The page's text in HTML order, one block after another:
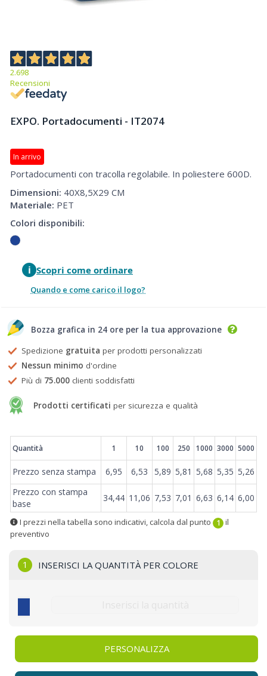
2.698
Recensioni
EXPO. Portadocumenti - IT2074
In arrivo
Portadocumenti con tracolla regolabile. In poliestere 600D.
Dimensioni: 40X8,5X29 CM
Materiale: PET
Colori disponibili:
i Scopri come ordinare
Quando e come carico il logo?
Bozza grafica in 24 ore per la tua approvazione
Spedizione gratuita per prodotti personalizzati
Nessun minimo d'ordine
Più di 75.000 clienti soddisfatti
Prodotti certificati per sicurezza e qualità
Prezzi
Quantità 1 10 100 250 1000 3000 5000
Prezzo senza stampa 6,95 6,53 5,89 5,81 5,68 5,35 5,26
Prezzo con stampa
base
34,44 11,06 7,53 7,01 6,63 6,14 6,00
I prezzi nella tabella sono indicativi, calcola dal punto 1 il
preventivo
1 INSERISCI LA QUANTITÀ PER COLORE
PERSONALIZZA